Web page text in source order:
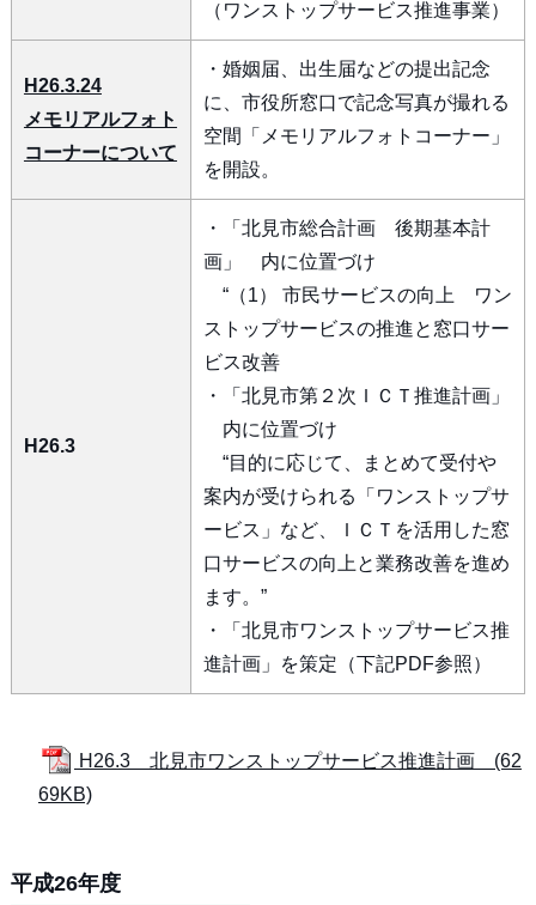
（ワンストップサービス推進事業）
H26.3.24
メモリアルフォト
コーナーについて
・婚姻届、出生届などの提出記念
に、市役所窓口で記念写真が撮れる
空間「メモリアルフォトコーナー」
を開設。
H26.3
・「北見市総合計画 後期基本計
画」 内に位置づけ
“（1） 市民サービスの向上 ワン
ストップサービスの推進と窓口サー
ビス改善
・「北見市第２次ＩＣＴ推進計画」
内に位置づけ
“目的に応じて、まとめて受付や
案内が受けられる「ワンストップサ
ービス」など、ＩＣＴを活用した窓
口サービスの向上と業務改善を進め
ます。”
・「北見市ワンストップサービス推
進計画」を策定（下記PDF参照）
H26.3 北見市ワンストップサービス推進計画 (62
69KB)
平成26年度